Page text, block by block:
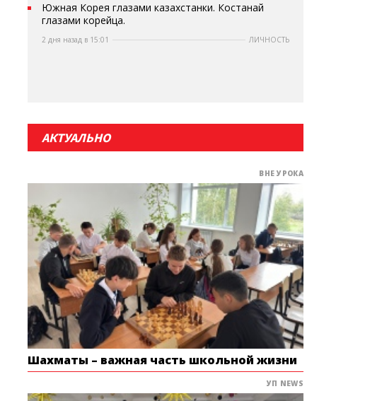
Южная Корея глазами казахстанки. Костанай
глазами корейца.
2 дня назад в 15:01 ЛИЧНОСТЬ
АКТУАЛЬНО
ВНЕ УРОКА
Шахматы – важная часть школьной жизни
УП NEWS